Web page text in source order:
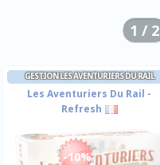
1 / 2
GESTION LES AVENTURIERS DU RAIL
Les Aventuriers Du Rail -
Refresh
-10%